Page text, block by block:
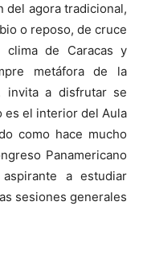
del agora tradicional,
o reposo, de cruce
clima de Caracas y
metáfora de la
invita a disfrutar se
es el interior del Aula
como hace mucho
Panamericano
a estudiar
sesiones generales